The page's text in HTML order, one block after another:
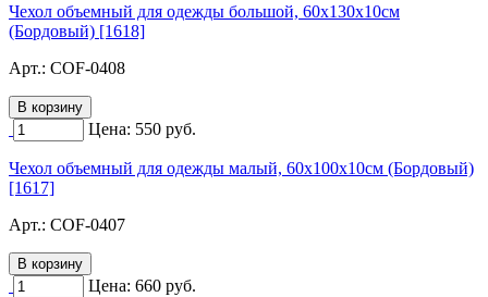
Чехол объемный для одежды большой, 60х130х10см
(Бордовый) [1618]
Арт.: COF-0408
Цена: 550 руб.
Чехол объемный для одежды малый, 60х100х10см (Бордовый)
[1617]
Арт.: COF-0407
Цена: 660 руб.